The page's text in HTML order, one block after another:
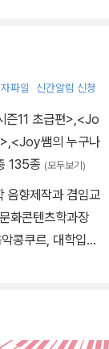
파일 신간알림 신청
11 초급편>,<Jo
,<Joy쌤의 누구나
135종 (모두보기)
음향제작과 겸임교
화콘텐츠학과장
콩쿠르, 대학입시